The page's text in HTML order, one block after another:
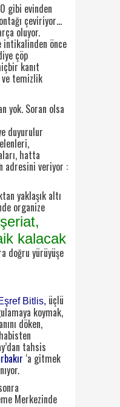
gibi evinden
çeviriyor…
oluyor.
intikalinden önce
çöp
kanıt
ve temizlik
yok. Soran olsa
duyurulur
hatta
adresini veriyor :
yaklaşık altı
organize
kalacak
doğru yürüyüşe
Bitlis, üçlü
koymak,
döken,
tahsis
‘a gitmek
Merkezinde